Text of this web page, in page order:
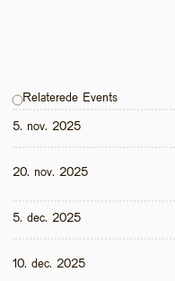
Relaterede Events
5. nov. 2025
20. nov. 2025
5. dec. 2025
10. dec. 2025